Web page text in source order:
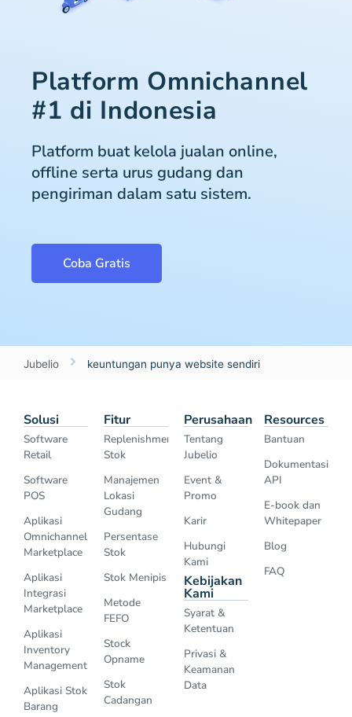
Platform Omnichannel
#1 di Indonesia
Platform buat kelola jualan online,
offline serta urus gudang dan
pengiriman dalam satu sistem.
Coba Gratis
Jubelio keuntungan punya website sendiri
Solusi
Software
Retail
Software
POS
Aplikasi
Omnichannel
Marketplace
Aplikasi
Integrasi
Marketplace
Aplikasi
Inventory
Management
Aplikasi Stok
Barang
Fitur
Replenishment
Stok
Manajemen
Lokasi
Gudang
Persentase
Stok
Stok Menipis
Metode
FEFO
Stock
Opname
Stok
Cadangan
Perusahaan
Tentang
Jubelio
Event &
Promo
Karir
Hubungi
Kami
Kebijakan
Kami
Syarat &
Ketentuan
Privasi &
Keamanan
Data
Resources
Bantuan
Dokumentasi
API
E-book dan
Whitepaper
Blog
FAQ